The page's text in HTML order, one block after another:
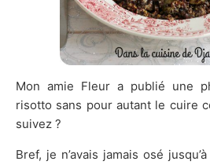
Mon amie Fleur a publié une
risotto sans pour autant le cuire
suivez ?
Bref, je n’avais jamais osé